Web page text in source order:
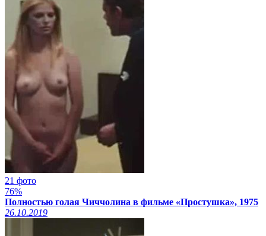
21 фото
76%
Полностью голая Чиччолина в фильме «Простушка», 1975
26.10.2019